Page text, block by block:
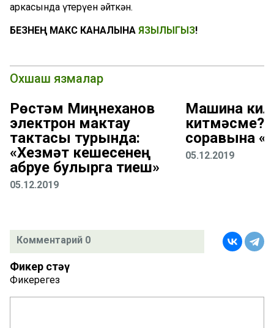
аркасында үтерүен әйткән.
БЕЗНЕҢ МАКС КАНАЛЫНА ЯЗЫЛЫГЫЗ!
Охшаш язмалар
Рөстәм Миңнеханов
электрон мактау
тактасы турында:
«Хезмәт кешесенең
абруе булырга тиеш»
05.12.2019
Машина
китмәсме?
соравына
05.12.2019
Комментарий 0
Фикер өстәү
Фикерегез